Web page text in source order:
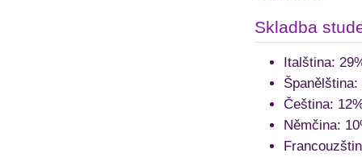
Skladba
Italština:
Španělština:
Čeština:
Němčina: